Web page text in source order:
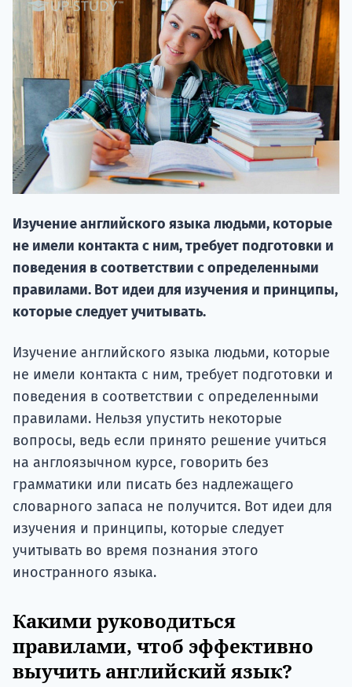
Изучение английского языка людьми, которые
не имели контакта с ним, требует подготовки и
поведения в соответствии с определенными
правилами. Вот идеи для изучения и принципы,
которые следует учитывать.
Изучение английского языка людьми, которые
не имели контакта с ним, требует подготовки и
поведения в соответствии с определенными
правилами. Нельзя упустить некоторые
вопросы, ведь если принято решение учиться
на англоязычном курсе, говорить без
грамматики или писать без надлежащего
словарного запаса не получится. Вот идеи для
изучения и принципы, которые следует
учитывать во время познания этого
иностранного языка.
Какими руководиться
правилами, чтоб эффективно
выучить английский язык?
20.09